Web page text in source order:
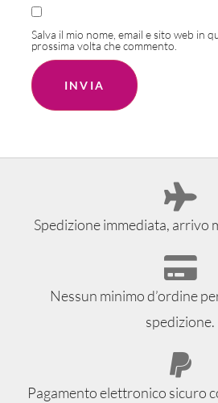
Salva il mio nome, email e sito web in
prossima volta che commento.
Spedizione immediata, arrivo
Nessun minimo d’ordine
spedizione.
Pagamento elettronico sicuro